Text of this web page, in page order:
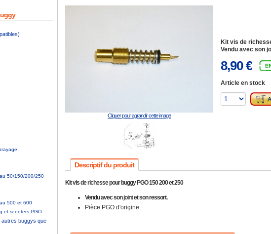
50/150/200/250
500 et 600
et scooters PGO
buggys que
Cliquer pour agrandir cette image
Kit vis de
Vendu avec son
8,90 €
Article en stock
Descriptif du produit
Kit vis de richesse pour buggy PGO 150 200 et 250
Vendu avec son joint et son ressort.
Pièce PGO d'origine.